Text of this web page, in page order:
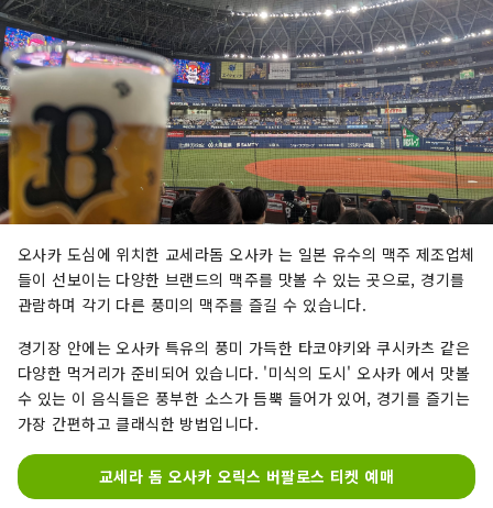
오사카 도심에 위치한 교세라돔 오사카 는 일본 유수의 맥주 제조업체
들이 선보이는 다양한 브랜드의 맥주를 맛볼 수 있는 곳으로, 경기를
관람하며 각기 다른 풍미의 맥주를 즐길 수 있습니다.
경기장 안에는 오사카 특유의 풍미 가득한 타코야키와 쿠시카츠 같은
다양한 먹거리가 준비되어 있습니다. '미식의 도시' 오사카 에서 맛볼
수 있는 이 음식들은 풍부한 소스가 듬뿍 들어가 있어, 경기를 즐기는
가장 간편하고 클래식한 방법입니다.
교세라 돔 오사카 오릭스 버팔로스 티켓 예매